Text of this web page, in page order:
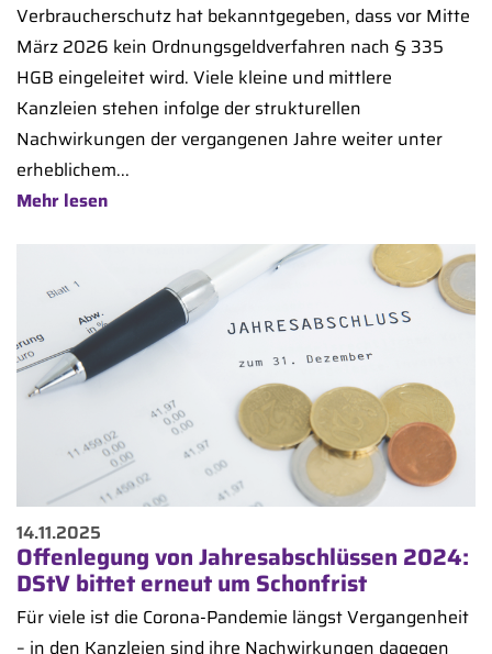
Verbraucherschutz hat bekanntgegeben, dass vor Mitte
März 2026 kein Ordnungsgeldverfahren nach § 335
HGB eingeleitet wird. Viele kleine und mittlere
Kanzleien stehen infolge der strukturellen
Nachwirkungen der vergangenen Jahre weiter unter
erheblichem...
Mehr lesen
14.11.2025
Offenlegung von Jahresabschlüssen 2024:
DStV bittet erneut um Schonfrist
Für viele ist die Corona-Pandemie längst Vergangenheit
– in den Kanzleien sind ihre Nachwirkungen dagegen